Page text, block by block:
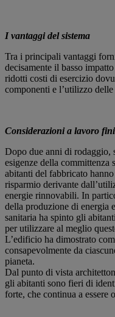
I vantaggi del sistema
Tra i principali vantaggi
decisamente il basso
ridotti costi di esercizio
componenti e l’utilizzo
Considerazioni a lavoro
Dopo due anni di rodaggio,
esigenze della committenza
abitanti del fabbricato
risparmio derivante
energie rinnovabili. In
della produzione di energia
sanitaria ha spinto gli
per utilizzare al meglio
L’edificio ha dimostrato
consapevolmente da
pianeta.
Dal punto di vista
gli abitanti sono fieri di
forte, che continua a essere